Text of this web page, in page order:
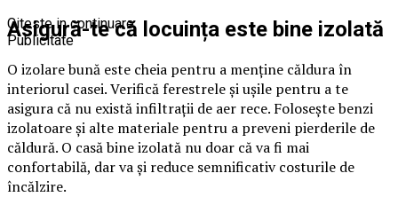
Asigură-te că locuința este bine izolată
O izolare bună este cheia pentru a menține căldura în
interiorul casei. Verifică ferestrele și ușile pentru a te
asigura că nu există infiltrații de aer rece. Folosește benzi
izolatoare și alte materiale pentru a preveni pierderile de
căldură. O casă bine izolată nu doar că va fi mai
confortabilă, dar va și reduce semnificativ costurile de
încălzire.
Citeste in continuare
Publicitate